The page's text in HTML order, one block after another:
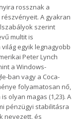
rossznak a
A gyakran
szerint
multit is
egyik legnagyobb
Peter Lynch
a Windows-
ban vagy a Coca-
folyamatosan nő,
olyan magas (1,23). A
pénzügyi stabilitásra
nevezett, és